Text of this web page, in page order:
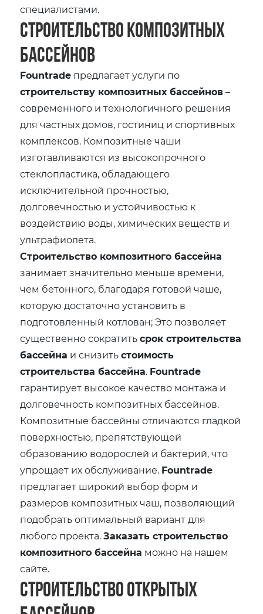
специалистами.
Строительство композитных
бассейнов
Fountrade предлагает услуги по
строительству композитных бассейнов–
современного и технологичного решения
для частных домов, гостиниц и спортивных
комплексов. Композитные чаши
изготавливаются из высокопрочного
стеклопластика, обладающего
исключительной прочностью,
долговечностью и устойчивостью к
воздействию воды, химических веществ и
ультрафиолета.
Строительство композитного бассейна
занимает значительно меньше времени,
чем бетонного, благодаря готовой чаше,
которую достаточно установить в
подготовленный котлован; Это позволяет
существенно сократитьсрок строительства
бассейна и снизитьстоимость
строительства бассейна. Fountrade
гарантирует высокое качество монтажа и
долговечность композитных бассейнов.
Композитные бассейны отличаются гладкой
поверхностью, препятствующей
образованию водорослей и бактерий, что
упрощает их обслуживание. Fountrade
предлагает широкий выбор форм и
размеров композитных чаш, позволяющий
подобрать оптимальный вариант для
любого проекта.Заказать строительство
композитного бассейна можно на нашем
сайте.
Строительство открытых